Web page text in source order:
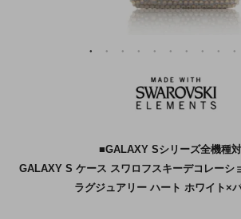
■GALAXY Sシリーズ全機種
GALAXY S ケース スワロフスキーデコレーシ
ラグジュアリー ハート ホワイト×パ